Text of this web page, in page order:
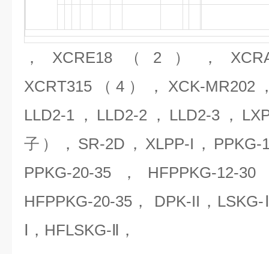
，XCRE18（2），
XCRT315（4），XCK-MR202
LLD2-1，LLD2-2，LLD2-3，
子）， SR-2D ， XLPP-I ， PPKG-
PPKG-20-35 ， HFPPKG-12-30
HFPPKG-20-35 ， DPK-II ， LSKG-
Ⅰ ， HFLSKG-Ⅱ，